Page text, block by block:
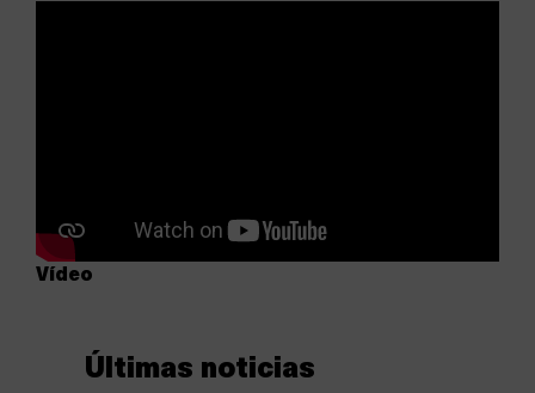
Vídeo
Últimas noticias